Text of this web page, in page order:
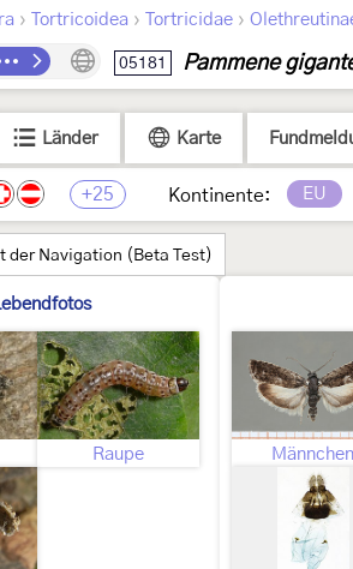
› Tortricoidea › Tortricidae ›
05181 Pammene
Länder Karte
+25 Kontinente: EU
der Navigation (Beta Test)
Raupe Männchen